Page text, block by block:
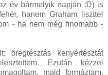
év bármelyik napján :D) is
hanem Graham liszttel
- ha nem még finomabb -
kenyértésztát
Ezután kézzel
majd formáztam,